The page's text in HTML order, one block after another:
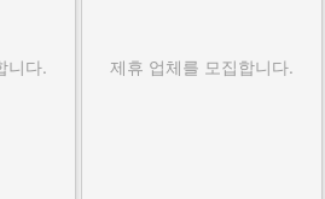
니다. 제휴 업체를 모집합니다.